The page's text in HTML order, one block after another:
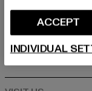
Oplysninger om,
vores privatlivspolitik.
ACCEPT
INDIVIDUAL